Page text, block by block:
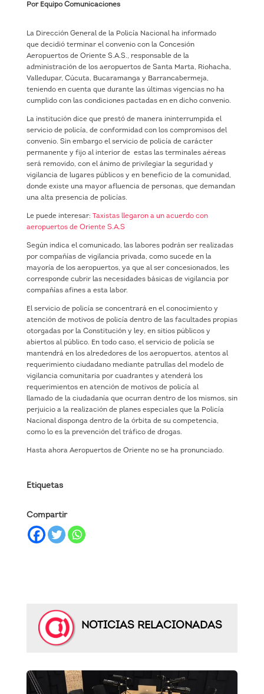
Por Equipo Comunicaciones
La Dirección General de la Policía Nacional ha informado
que decidió terminar el convenio con la Concesión
Aeropuertos de Oriente S.A.S., responsable de la
administración de los aeropuertos de Santa Marta, Riohacha,
Valledupar, Cúcuta, Bucaramanga y Barrancabermeja,
teniendo en cuenta que durante las últimas vigencias no ha
cumplido con las condiciones pactadas en en dicho convenio.
La institución dice que prestó de manera ininterrumpida el
servicio de policía, de conformidad con los compromisos del
convenio. Sin embargo el servicio de policía de carácter
permanente y fijo al interior de estas las terminales aéreas
será removido, con el ánimo de privilegiar la seguridad y
vigilancia de lugares públicos y en beneficio de la comunidad,
donde existe una mayor afluencia de personas, que demandan
una alta presencia de policías.
Le puede interesar: Taxistas llegaron a un acuerdo con
aeropuertos de Oriente S.A.S
Según indica el comunicado, las labores podrán ser realizadas
por compañías de vigilancia privada, como sucede en la
mayoría de los aeropuertos, ya que al ser concesionados, les
corresponde cubrir las necesidades básicas de vigilancia por
compañías afines a esta labor.
El servicio de policía se concentrará en el conocimiento y
atención de motivos de policía dentro de las facultades propias
otorgadas por la Constitución y ley, en sitios públicos y
abiertos al público. En todo caso, el servicio de policía se
mantendrá en los alrededores de los aeropuertos, atentos al
requerimiento ciudadano mediante patrullas del modelo de
vigilancia comunitaria por cuadrantes y atenderá los
requerimientos en atención de motivos de policía al
llamado de la ciudadanía que ocurran dentro de los mismos, sin
perjuicio a la realización de planes especiales que la Policía
Nacional disponga dentro de la órbita de su competencia,
como lo es la prevención del tráfico de drogas.
Hasta ahora Aeropuertos de Oriente no se ha pronunciado.
Etiquetas
Compartir
NOTICIAS RELACIONADAS